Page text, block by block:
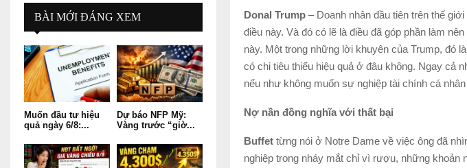
Donal Trump – Doanh nhân đầu tiên trên thế
điều này. Và đó có lẽ là điều đã góp phần làm
này. Một trong những lời khuyên của Trump, đó
có chi tiêu thiếu hiệu quả ở đâu không. Ngay cả
nếu như không muốn sự nghiệp tài chính cá
Nợ nần đồng nghĩa với thất bại
Buffet từng nói ở Notre Dame về việc ông đã
nghiệp trong nháy mắt chỉ vì rượu, những khoản
BÀI MỚI ĐÁNG XEM
Muốn đầu tư hiệu
quả ngày 6/8:...
Dự báo NFP Mỹ:
Vàng trước “giờ...